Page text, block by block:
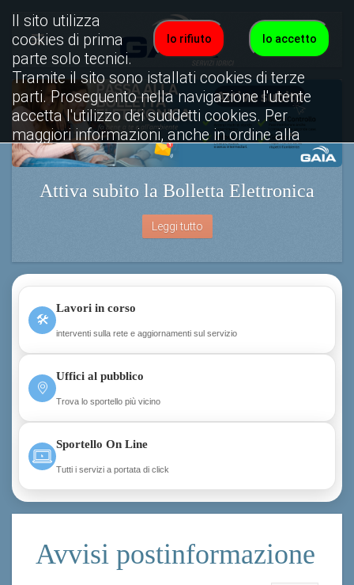
Attiva subito la Bolletta Elettronica
Leggi tutto
🛠
Lavori in corso
interventi sulla rete e aggiornamenti sul servizio
Uffici al pubblico
Trova lo sportello più vicino
Sportello On Line
Tutti i servizi a portata di click
Avvisi postinformazione
Io accetto
Io rifiuto
Il sito utilizza
cookies di prima
parte solo tecnici.
Tramite il sito sono istallati cookies di terze
parti. Proseguento nella navigazione l'utente
accetta l'utilizzo dei suddetti cookies. Per
maggiori informazioni, anche in ordine alla
disattivazione, è possibile consultare
l'informativa cookies completa.
Visualizza informativa completa.